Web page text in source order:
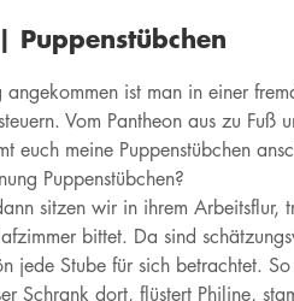
Puppenstübchen
angekommen ist man in einer
Vom Pantheon aus zu
euch meine Puppenstübchen
Puppenstübchen?
sitzen wir in ihrem Arbeitsflur,
bittet. Da sind
jede Stube für sich betrachtet.
Schrank dort, flüstert Philine,